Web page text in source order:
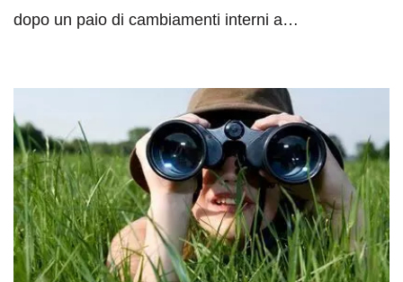
dopo un paio di cambiamenti interni a…